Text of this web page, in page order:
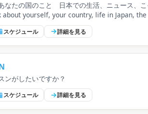
なたの国のこと 日本での生活、ニュース、
about yourself, your country, life in Japan,
겁게 이야기합시다
スケジュール 詳細を見る
ンがしたいですか？
スケジュール 詳細を見る